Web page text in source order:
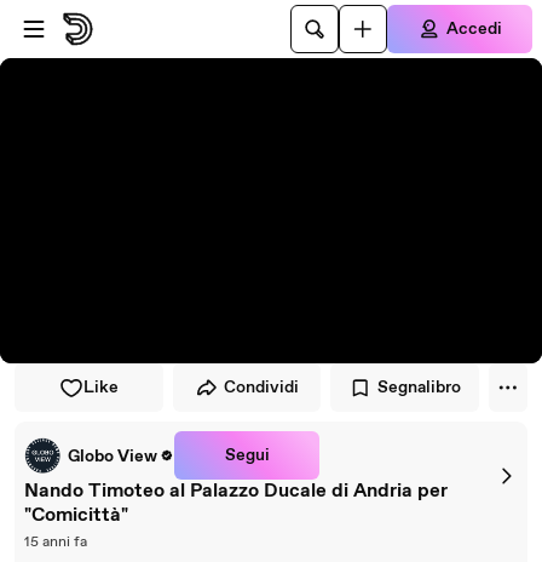
Vai al lettore
Passa al contenuto principale
Accedi
Like Condividi Segnalibro
Globo View Segui
Nando Timoteo al Palazzo Ducale di Andria per
"Comicittà"
15 anni fa